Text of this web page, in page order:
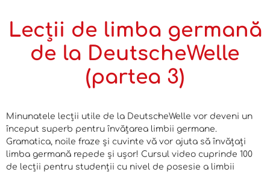
Lecții de limba germană
de la DeutscheWelle
(partea 3)
Minunatele lecții utile de la DeutscheWelle vor deveni un
început superb pentru învățarea limbii germane.
Gramatica, noile fraze și cuvinte vă vor ajuta să învățați
limba germană repede și ușor! Cursul video cuprinde 100
de lecții pentru studenții cu nivel de posesie a limbii